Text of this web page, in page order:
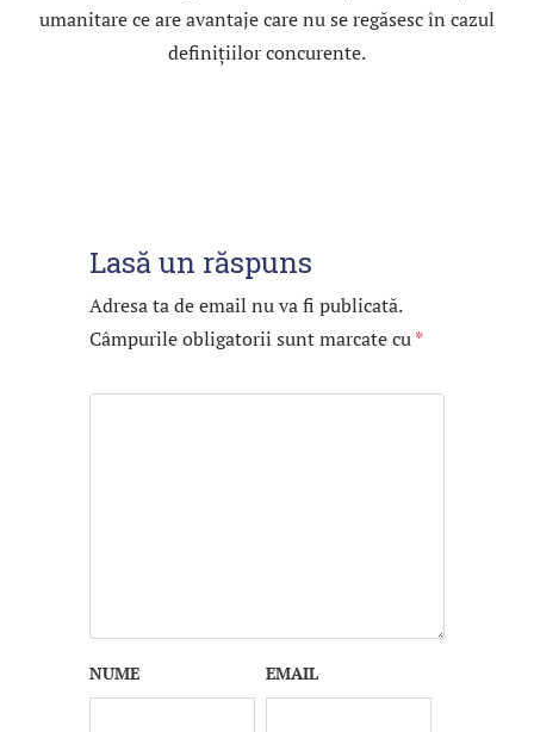
umanitare ce are avantaje care nu se regăsesc în cazul
definițiilor concurente.
Lasă un răspuns
Adresa ta de email nu va fi publicată.
Câmpurile obligatorii sunt marcate cu*
NUME EMAIL